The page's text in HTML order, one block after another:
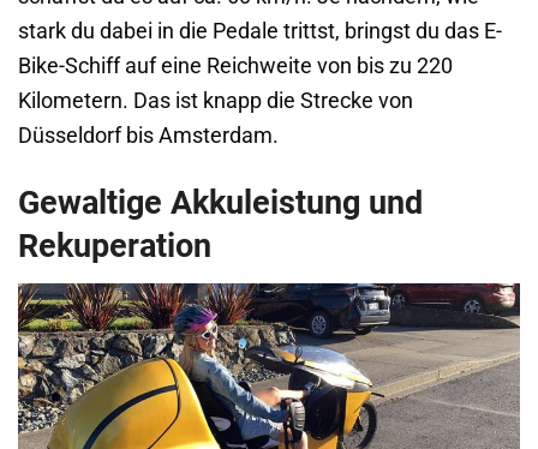
stark du dabei in die Pedale trittst, bringst du das E-
Bike-Schiff auf eine Reichweite von bis zu 220
Kilometern. Das ist knapp die Strecke von
Düsseldorf bis Amsterdam.
Gewaltige Akkuleistung und
Rekuperation